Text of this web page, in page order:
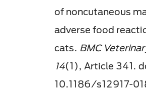
of noncutaneous
adverse food
cats. BMC
14(1), Article 341.
10.1186/s12917-